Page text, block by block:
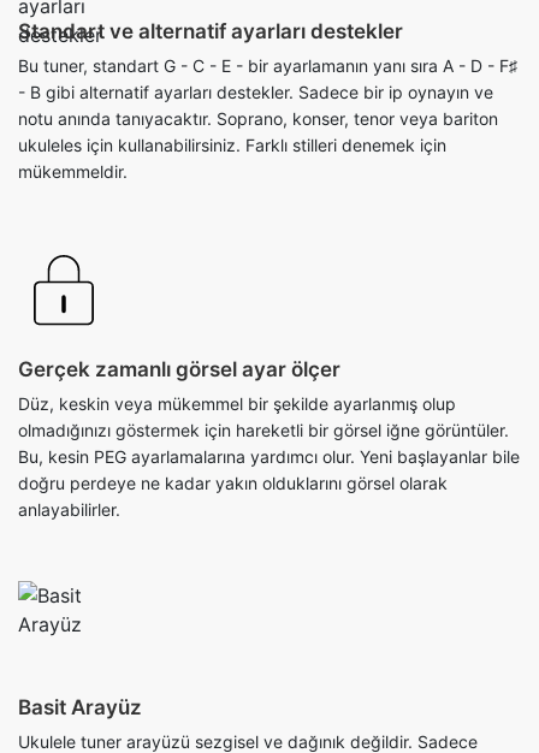
Standart ve alternatif ayarları destekler
Bu tuner, standart G - C - E - bir ayarlamanın yanı sıra A - D - F♯
- B gibi alternatif ayarları destekler. Sadece bir ip oynayın ve
notu anında tanıyacaktır. Soprano, konser, tenor veya bariton
ukuleles için kullanabilirsiniz. Farklı stilleri denemek için
mükemmeldir.
Gerçek zamanlı görsel ayar ölçer
Düz, keskin veya mükemmel bir şekilde ayarlanmış olup
olmadığınızı göstermek için hareketli bir görsel iğne görüntüler.
Bu, kesin PEG ayarlamalarına yardımcı olur. Yeni başlayanlar bile
doğru perdeye ne kadar yakın olduklarını görsel olarak
anlayabilirler.
Basit Arayüz
Ukulele tuner arayüzü sezgisel ve dağınık değildir. Sadece